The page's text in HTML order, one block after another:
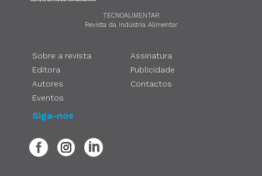
TECNOALIMENTAR
Revista da Indústria Alimentar
Sobre a revista
Editora
Autores
Eventos
Assinatura
Publicidade
Contactos
Siga-nos